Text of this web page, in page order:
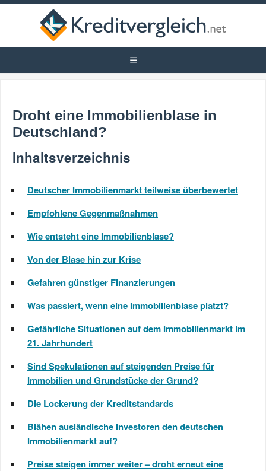
Droht eine Immobilienblase in
Deutschland?
Inhaltsverzeichnis
Deutscher Immobilienmarkt teilweise überbewertet
Empfohlene Gegenmaßnahmen
Wie entsteht eine Immobilienblase?
Von der Blase hin zur Krise
Gefahren günstiger Finanzierungen
Was passiert, wenn eine Immobilienblase platzt?
Gefährliche Situationen auf dem Immobilienmarkt im
21. Jahrhundert
Sind Spekulationen auf steigenden Preise für
Immobilien und Grundstücke der Grund?
Die Lockerung der Kreditstandards
Blähen ausländische Investoren den deutschen
Immobilienmarkt auf?
Preise steigen immer weiter – droht erneut eine